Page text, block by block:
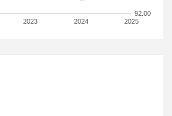
2023 2024 2025
92.00